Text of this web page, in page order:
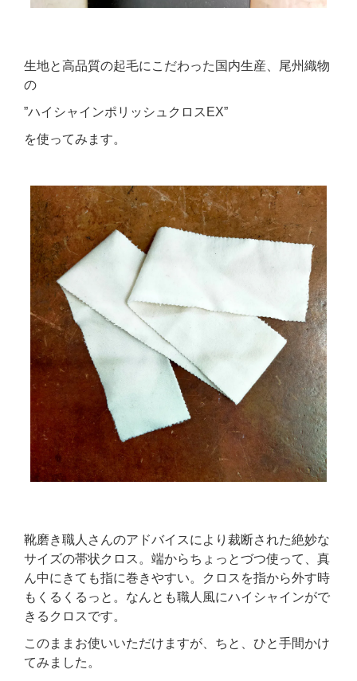
生地と高品質の起毛にこだわった国内生産、尾州織物
の
”ハイシャインポリッシュクロスEX”
を使ってみます。
靴磨き職人さんのアドバイスにより裁断された絶妙な
サイズの帯状クロス。端からちょっとづつ使って、真
ん中にきても指に巻きやすい。クロスを指から外す時
もくるくるっと。なんとも職人風にハイシャインがで
きるクロスです。
このままお使いいただけますが、ちと、ひと手間かけ
てみました。